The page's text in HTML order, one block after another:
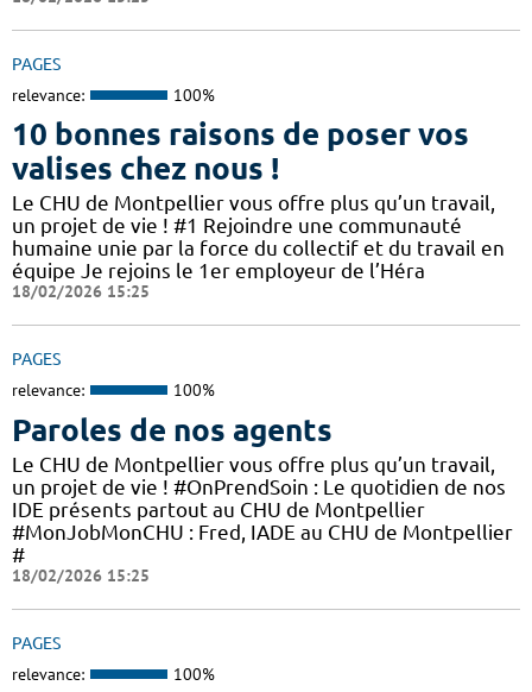
PAGES
relevance: 100%
10 bonnes raisons de poser vos
valises chez nous !
Le CHU de Montpellier vous offre plus qu’un travail,
un projet de vie ! #1 Rejoindre une communauté
humaine unie par la force du collectif et du travail en
équipe Je rejoins le 1er employeur de l’Héra
18/02/2026 15:25
PAGES
relevance: 100%
Paroles de nos agents
Le CHU de Montpellier vous offre plus qu’un travail,
un projet de vie ! #OnPrendSoin : Le quotidien de nos
IDE présents partout au CHU de Montpellier
#MonJobMonCHU : Fred, IADE au CHU de Montpellier
#
18/02/2026 15:25
PAGES
relevance: 100%